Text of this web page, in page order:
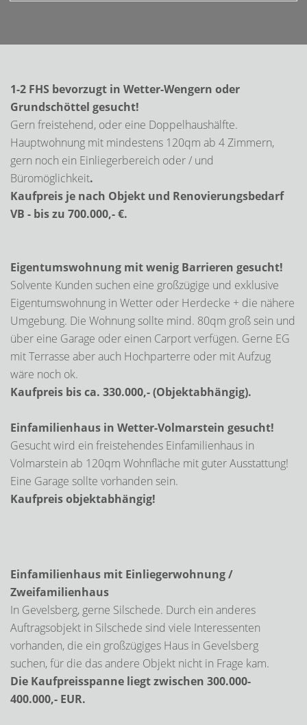
1-2 FHS bevorzugt in Wetter-Wengern oder
Grundschöttel gesucht!
Gern freistehend, oder eine Doppelhaushälfte.
Hauptwohnung mit mindestens 120qm ab 4 Zimmern,
gern noch ein Einliegerbereich oder / und
Büromöglichkeit.
Kaufpreis je nach Objekt und Renovierungsbedarf
VB - bis zu 700.000,- €.
Eigentumswohnung mit wenig Barrieren gesucht!
Solvente Kunden suchen eine großzügige und exklusive
Eigentumswohnung in Wetter oder Herdecke + die nähere
Umgebung. Die Wohnung sollte mind. 80qm groß sein und
über eine Garage oder einen Carport verfügen. Gerne EG
mit Terrasse aber auch Hochparterre oder mit Aufzug
wäre noch ok.
Kaufpreis bis ca. 330.000,- (Objektabhängig).
Einfamilienhaus in Wetter-Volmarstein gesucht!
Gesucht wird ein freistehendes Einfamilienhaus in
Volmarstein ab 120qm Wohnfläche mit guter Ausstattung!
Eine Garage sollte vorhanden sein.
Kaufpreis objektabhängig!
Einfamilienhaus mit Einliegerwohnung /
Zweifamilienhaus
In Gevelsberg, gerne Silschede. Durch ein anderes
Auftragsobjekt in Silschede sind viele Interessenten
vorhanden, die ein großzügiges Haus in Gevelsberg
suchen, für die das andere Objekt nicht in Frage kam.
Die Kaufpreisspanne liegt zwischen 300.000-
400.000,- EUR.